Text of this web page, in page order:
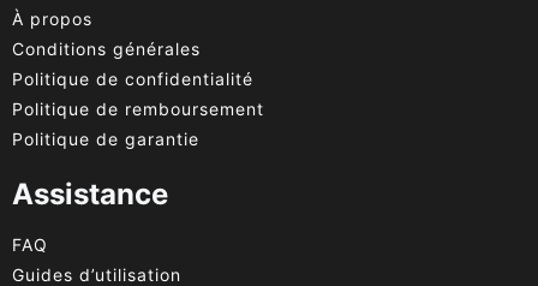
À propos
Conditions générales
Politique de confidentialité
Politique de remboursement
Politique de garantie
Assistance
FAQ
Guides d’utilisation